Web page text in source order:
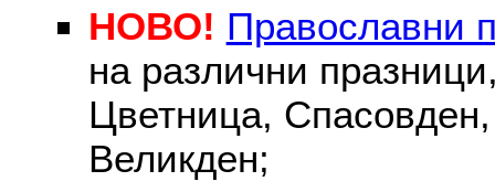
НОВО! Православни
на различни
Цветница, Спасовден,
Великден;